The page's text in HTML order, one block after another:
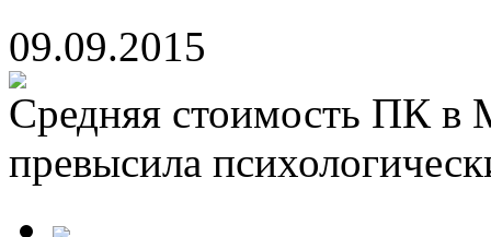
09.09.2015
Средняя стоимость ПК в
превысила